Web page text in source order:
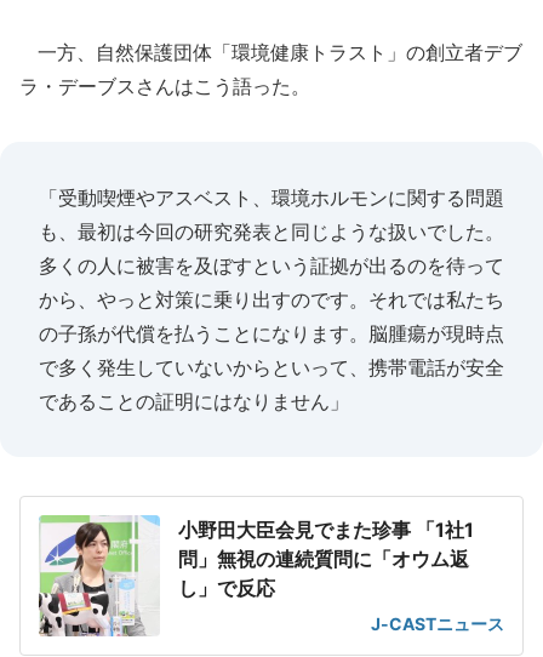
一方、自然保護団体「環境健康トラスト」の創立者デブ
ラ・デーブスさんはこう語った。
「受動喫煙やアスベスト、環境ホルモンに関する問題
も、最初は今回の研究発表と同じような扱いでした。
多くの人に被害を及ぼすという証拠が出るのを待って
から、やっと対策に乗り出すのです。それでは私たち
の子孫が代償を払うことになります。脳腫瘍が現時点
で多く発生していないからといって、携帯電話が安全
であることの証明にはなりません」
小野田大臣会見でまた珍事 「1社1
問」無視の連続質問に「オウム返
し」で反応
J-CASTニュース